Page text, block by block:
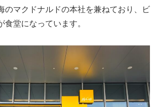
のマクドナルドの本社を兼ねており、ビ
食堂になっています。